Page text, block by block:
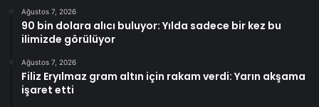
Ağustos 7, 2026
90 bin dolara alıcı buluyor: Yılda sadece bir kez bu
ilimizde görülüyor
Ağustos 7, 2026
Filiz Eryılmaz gram altın için rakam verdi: Yarın akşama
işaret etti